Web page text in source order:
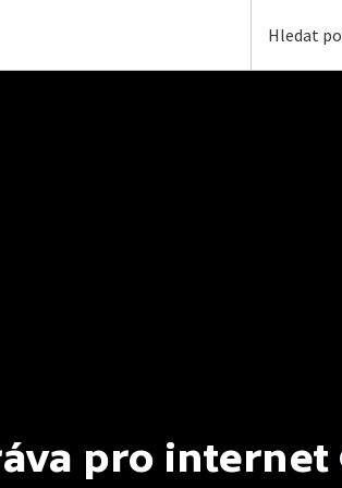
pro internet